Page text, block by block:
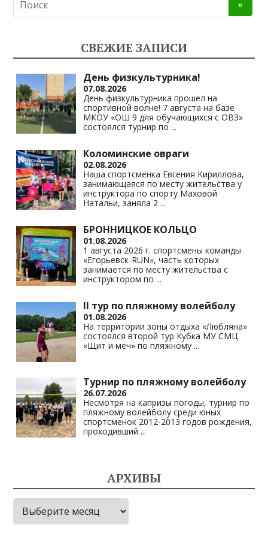
o
as
s
ni
ki
gr
a
m
s
A
p
p
y
Li
n
k
СВЕЖИЕ ЗАПИСИ
День физкультурника!
07.08.2026
День физкультурника прошел на
спортивной волне! 7 августа на базе
МКОУ «ОШ 9 для обучающихся с ОВЗ»
состоялся турнир по ...
Коломинские овраги
02.08.2026
Наша спортсменка Евгения Кириллова,
занимающаяся по месту жительства у
инструктора по спорту Маховой
Натальи, заняла 2 ...
БРОННИЦКОЕ КОЛЬЦО
01.08.2026
1 августа 2026 г. спортсмены команды
«Егорьевск-RUN», часть которых
занимается по месту жительства с
инструктором по ...
II тур по пляжному волейболу
01.08.2026
На территории зоны отдыха «Любляна»
состоялся второй тур Кубка МУ СМЦ
«Щит и меч» по пляжному ...
Турнир по пляжному волейболу
26.07.2026
Несмотря на капризы погоды, турнир по
пляжному волейболу среди юных
спортсменок 2012-2013 годов рождения,
проходивший ...
АРХИВЫ
Архивы